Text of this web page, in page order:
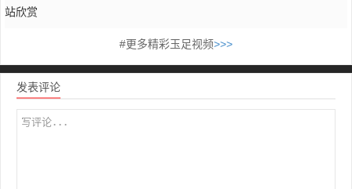
站欣赏
#更多精彩玉足视频>>>
发表评论